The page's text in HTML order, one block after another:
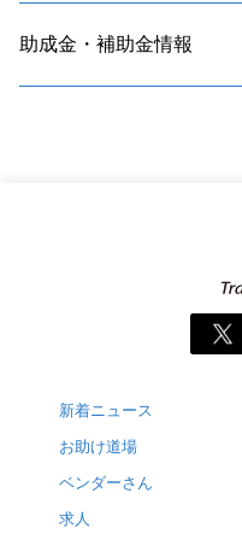
助成金・補助金情報
新着ニュース
お助け道場
ベンダーさん
求人